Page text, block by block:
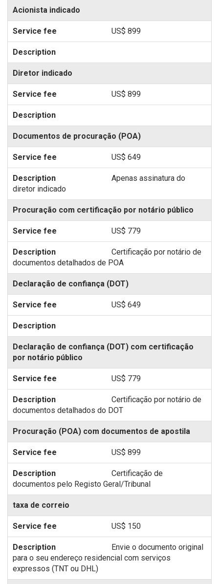
Acionista indicado
US$ 899
Diretor indicado
US$ 899
Documentos de procuração (POA)
US$ 649
Apenas assinatura do
diretor indicado
Procuração com certificação por notário público
US$ 779
Certificação por notário de
documentos detalhados de POA
Declaração de confiança (DOT)
US$ 649
Declaração de confiança (DOT) com certificação
por notário público
US$ 779
Certificação por notário de
documentos detalhados do DOT
Procuração (POA) com documentos de apostila
US$ 899
Certificação de
documentos pelo Registo Geral/Tribunal
taxa de correio
US$ 150
Envie o documento original
para o seu endereço residencial com serviços
expressos (TNT ou DHL)